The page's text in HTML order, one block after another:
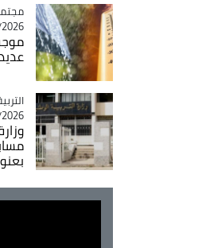
- 09:31
- 09:53